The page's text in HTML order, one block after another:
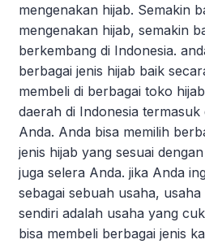
mengenakan hijab. Semakin
mengenakan hijab, semakin
berkembang di Indonesia.
berbagai jenis hijab baik
membeli di berbagai toko
daerah di Indonesia
Anda. Anda bisa memilih
jenis hijab yang sesuai
juga selera Anda. jika Anda
sebagai sebuah usaha,
sendiri adalah usaha yang
bisa membeli berbagai jenis